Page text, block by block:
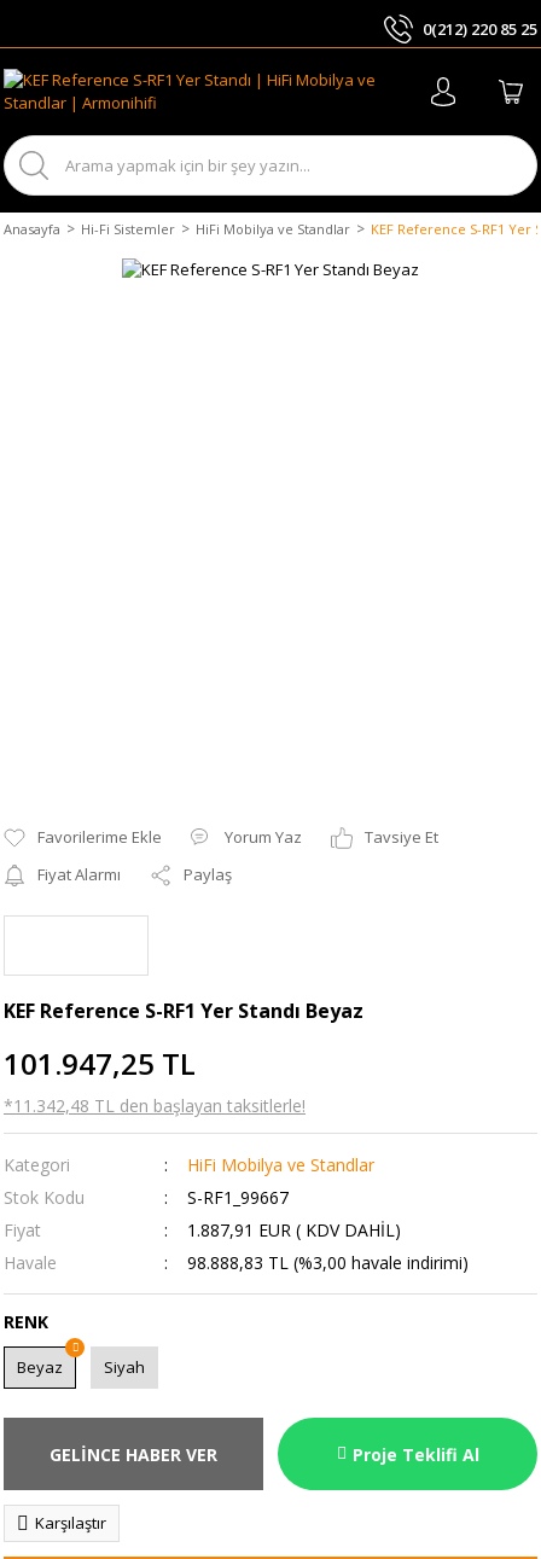
0(212) 220 85 25
Anasayfa Hi-Fi Sistemler HiFi Mobilya ve Standlar KEF Reference S-RF1 Yer
Yorum Yaz
Tavsiye Et
Fiyat Alarmı
Paylaş
KEF Reference S-RF1 Yer Standı Beyaz
101.947,25 TL
*11.342,48 TL den başlayan taksitlerle!
Kategori
HiFi Mobilya ve Standlar
Stok Kodu
S-RF1_99667
Fiyat
1.887,91 EUR ( KDV DAHİL)
Havale
98.888,83 TL (%3,00 havale indirimi)
RENK
Beyaz Siyah
GELİNCE HABER VER Proje Teklifi Al
Karşılaştır